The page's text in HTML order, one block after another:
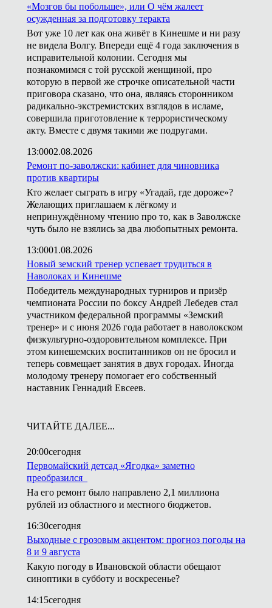
«Мозгов бы побольше», или О чём жалеет
осужденная за подготовку теракта
Вот уже 10 лет как она живёт в Кинешме и ни разу
не видела Волгу. Впереди ещё 4 года заключения в
исправительной колонии. Сегодня мы
познакомимся с той русской женщиной, про
которую в первой же строчке описательной части
приговора сказано, что она, являясь сторонником
радикально-экстремистских взглядов в исламе,
совершила приготовление к террористическому
акту. Вместе с двумя такими же подругами.
13:0002.08.2026
Ремонт по-заволжски: кабинет для чиновника
против квартиры
Кто желает сыграть в игру «Угадай, где дороже»?
Желающих приглашаем к лёгкому и
непринуждённому чтению про то, как в Заволжске
чуть было не взялись за два любопытных ремонта.
13:0001.08.2026
Новый земский тренер успевает трудиться в
Наволоках и Кинешме
Победитель международных турниров и призёр
чемпионата России по боксу Андрей Лебедев стал
участником федеральной программы «Земский
тренер» и с июня 2026 года работает в наволокском
физкультурно-оздоровительном комплексе. При
этом кинешемских воспитанников он не бросил и
теперь совмещает занятия в двух городах. Иногда
молодому тренеру помогает его собственный
наставник Геннадий Евсеев.
ЧИТАЙТЕ ДАЛЕЕ...
20:00сегодня
Первомайский детсад «Ягодка» заметно
преобразился
На его ремонт было направлено 2,1 миллиона
рублей из областного и местного бюджетов.
16:30сегодня
Выходные с грозовым акцентом: прогноз погоды на
8 и 9 августа
Какую погоду в Ивановской области обещают
синоптики в субботу и воскресенье?
14:15сегодня